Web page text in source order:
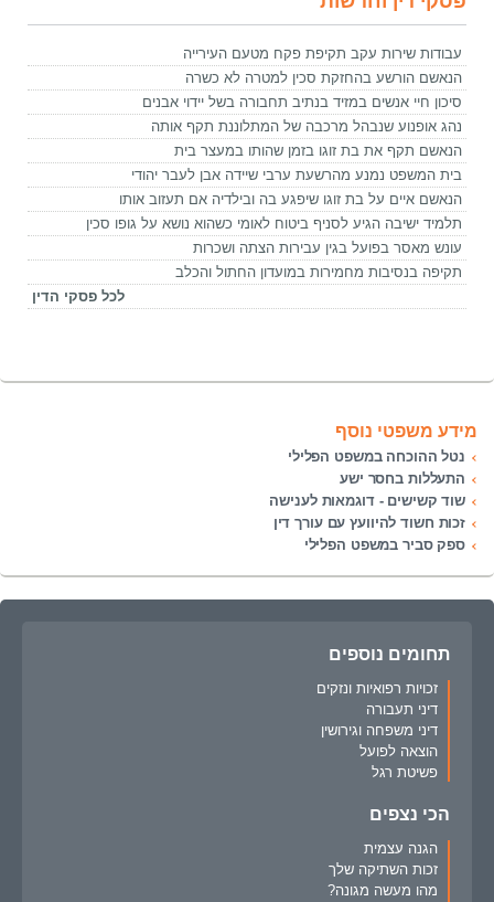
עבודות שירות עקב תקיפת פקח מטעם העירייה
הנאשם הורשע בהחזקת סכין למטרה לא כשרה
סיכון חיי אנשים במזיד בנתיב תחבורה בשל יידוי אבנים
נהג אופנוע שנבהל מרכבה של המתלוננת תקף אותה
הנאשם תקף את בת זוגו בזמן שהותו במעצר בית
בית המשפט נמנע מהרשעת ערבי שיידה אבן לעבר יהודי
הנאשם איים על בת זוגו שיפגע בה ובילדיה אם תעזוב אותו
תלמיד ישיבה הגיע לסניף ביטוח לאומי כשהוא נושא על גופו סכין
עונש מאסר בפועל בגין עבירות הצתה ושכרות
תקיפה בנסיבות מחמירות במועדון החתול והכלב
לכל פסקי הדין
מידע משפטי נוסף
נטל ההוכחה במשפט הפלילי
התעללות בחסר ישע
שוד קשישים - דוגמאות לענישה
זכות חשוד להיוועץ עם עורך דין
ספק סביר במשפט הפלילי
תחומים נוספים
זכויות רפואיות ונזקים
דיני תעבורה
דיני משפחה וגירושין
הוצאה לפועל
פשיטת רגל
הכי נצפים
הגנה עצמית
זכות השתיקה שלך
מהו מעשה מגונה?